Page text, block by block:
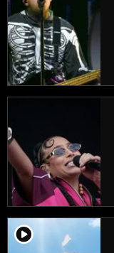
player2